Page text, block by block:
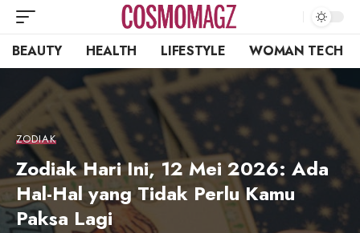
BEAUTY HEALTH LIFESTYLE WOMAN TECH
ZODIAK
Zodiak Hari Ini, 12 Mei 2026: Ada
Hal-Hal yang Tidak Perlu Kamu
Paksa Lagi